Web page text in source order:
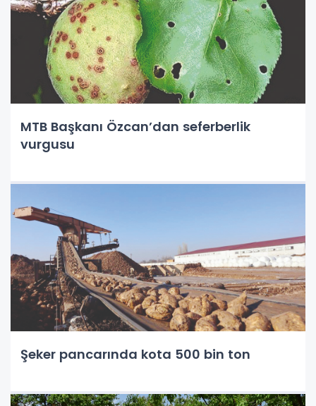
MTB Başkanı Özcan’dan seferberlik
vurgusu
Şeker pancarında kota 500 bin ton